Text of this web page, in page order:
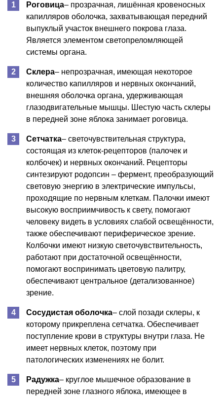
Роговица– прозрачная, лишённая кровеносных
капилляров оболочка, захватывающая передний
выпуклый участок внешнего покрова глаза.
Является элементом светопреломляющей
системы органа.
Склера– непрозрачная, имеющая некоторое
количество капилляров и нервных окончаний,
внешняя оболочка органа, удерживающая
глазодвигательные мышцы. Шестую часть склеры
в передней зоне яблока занимает роговица.
Сетчатка– светочувствительная структура,
состоящая из клеток-рецепторов (палочек и
колбочек) и нервных окончаний. Рецепторы
синтезируют родопсин – фермент, преобразующий
световую энергию в электрические импульсы,
проходящие по нервным клеткам. Палочки имеют
высокую восприимчивость к свету, помогают
человеку видеть в условиях слабой освещённости,
также обеспечивают периферическое зрение.
Колбочки имеют низкую светочувствительность,
работают при достаточной освещённости,
помогают воспринимать цветовую палитру,
обеспечивают центральное (детализованное)
зрение.
Сосудистая оболочка– слой позади склеры, к
которому прикреплена сетчатка. Обеспечивает
поступление крови в структуры внутри глаза. Не
имеет нервных клеток, поэтому при
патологических изменениях не болит.
Радужка– круглое мышечное образование в
передней зоне глазного яблока, имеющее в